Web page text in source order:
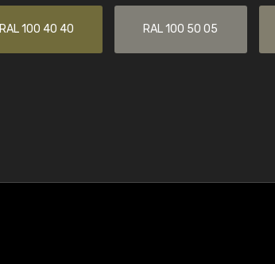
RAL 100 40 40 RAL 100 50 05